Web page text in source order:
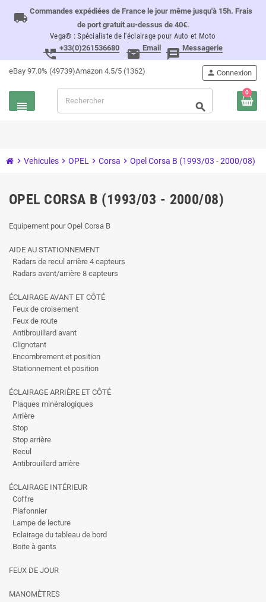
local_shipping Commandes expédiées de France le jour même jusqu'à 15h. Frais
de port gratuit au-dessus de 40€.
Vega® : Spécialiste de l'éclairage pour Auto et Moto
perm_phone_msg +33(0)261536680 email Email message Messagerie
eBay 97.0% (49739)Amazon 4.5/5 (1362)
view_headline
person Connexion
search
0
chevron_right Vehicules chevron_right OPEL chevron_right Corsa chevron_right Opel Corsa B (1993/03 - 2000/08)
OPEL CORSA B (1993/03 - 2000/08)
Equipement pour Opel Corsa B
AIDE AU STATIONNEMENT
Radars de recul arrière 4 capteurs
Radars avant/arrière 8 capteurs
ÉCLAIRAGE AVANT ET CÔTÉ
Feux de croisement
Feux de route
Antibrouillard avant
Clignotant
Encombrement et position
Stationnement et position
ÉCLAIRAGE ARRIÈRE ET CÔTÉ
Plaques minéralogiques
Arrière
Stop
Stop arrière
Recul
Antibrouillard arrière
ÉCLAIRAGE INTÉRIEUR
Coffre
Plafonnier
Lampe de lecture
Eclairage du tableau de bord
Boite à gants
FEUX DE JOUR
MANOMÈTRES